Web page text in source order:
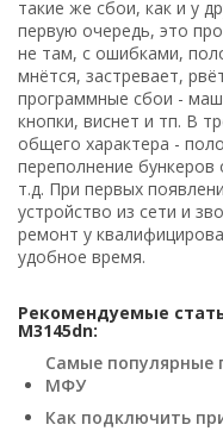
такие же сбои, как и у
первую очередь, это
не там, с ошибками,
мнётся, застревает,
программные сбои -
кнопки, виснет и тп. В
общего характера -
переполнение
т.д. При первых
устройство из сети и
ремонт у
удобное время.
Рекомендуемые
M3145dn:
Самые популярные
МФУ
Как подключить